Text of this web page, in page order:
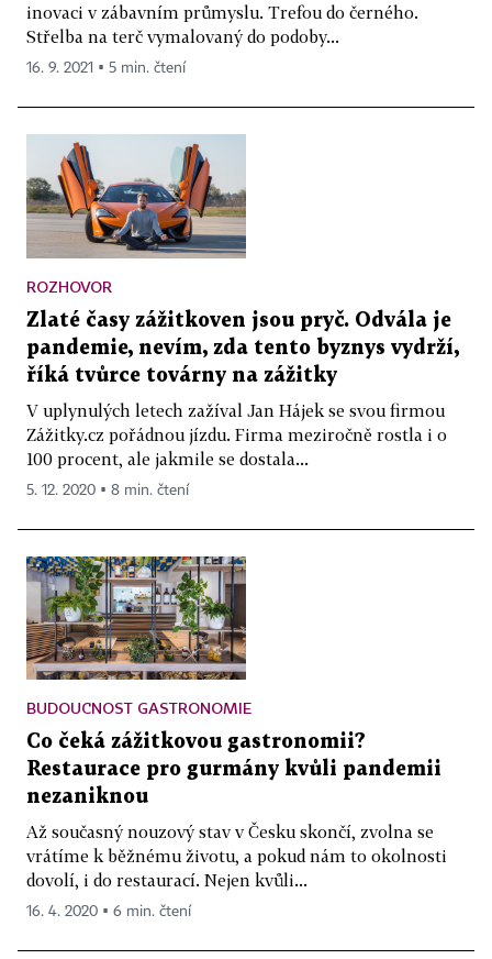
inovaci v zábavním průmyslu. Trefou do černého.
Střelba na terč vymalovaný do podoby...
16. 9. 2021 ▪ 5 min. čtení
ROZHOVOR
Zlaté časy zážitkoven jsou pryč. Odvála je
pandemie, nevím, zda tento byznys vydrží,
říká tvůrce továrny na zážitky
V uplynulých letech zažíval Jan Hájek se svou firmou
Zážitky.cz pořádnou jízdu. Firma meziročně rostla i o
100 procent, ale jakmile se dostala...
5. 12. 2020 ▪ 8 min. čtení
BUDOUCNOST GASTRONOMIE
Co čeká zážitkovou gastronomii?
Restaurace pro gurmány kvůli pandemii
nezaniknou
Až současný nouzový stav v Česku skončí, zvolna se
vrátíme k běžnému životu, a pokud nám to okolnosti
dovolí, i do restaurací. Nejen kvůli...
16. 4. 2020 ▪ 6 min. čtení